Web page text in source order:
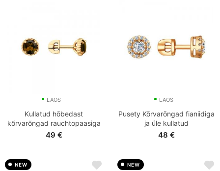
LAOS
Kullatud hõbedast
kõrvarõngad rauchtopaasiga
49 €
LAOS
Pusety Kõrvarõngad fianiidiga
ja üle kullatud
48 €
NEW NEW